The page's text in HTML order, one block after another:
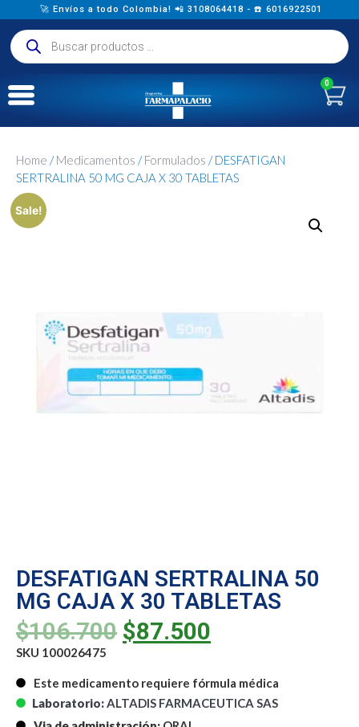
🚀 Envíos a todo Colombia! 📲 3108064418 - ☎️ 6016922501
0
Home /Medicamentos /Formulados / DESFATIGAN
SERTRALINA 50 MG CAJA X 30 TABLETAS
Sale!
DESFATIGAN SERTRALINA 50
MG CAJA X 30 TABLETAS
$106.700 $87.500
SKU 100026475
Este medicamento requiere fórmula médica
Laboratorio:ALTADIS FARMACEUTICA SAS